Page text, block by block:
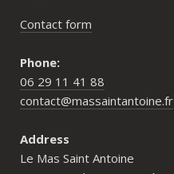
Contact form
Phone:
06 29 11 41 88
contact@massaintantoine.fr
Address
Le Mas Saint Antoine